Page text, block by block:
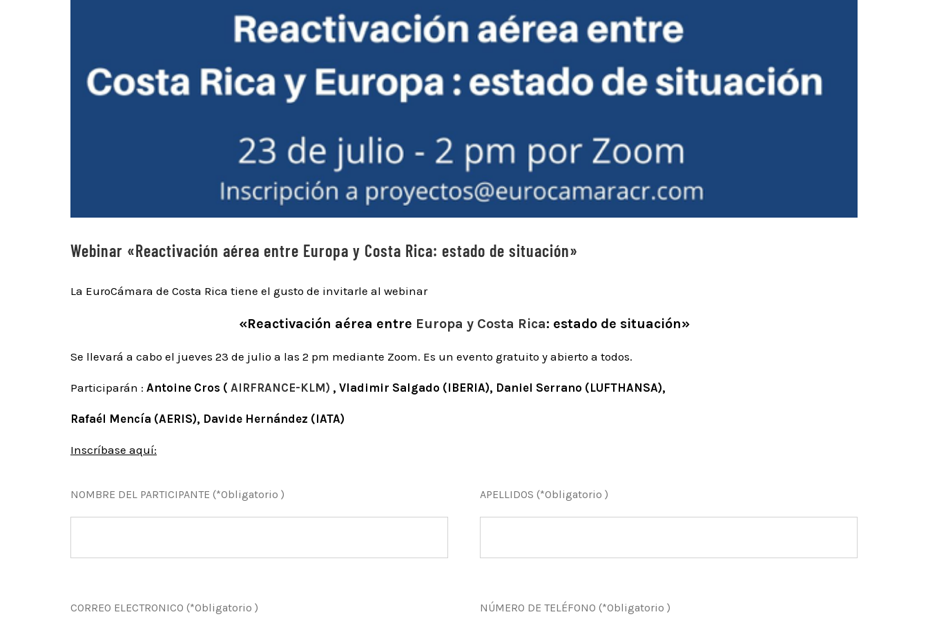
Webinar «Reactivación aérea entre Europa y Costa Rica: estado de situación»
La EuroCámara de Costa Rica tiene el gusto de invitarle al webinar
«Reactivación aérea entre Europa y Costa Rica: estado de situación»
Se llevará a cabo el jueves 23 de julio a las 2 pm mediante Zoom. Es un evento gratuito y abierto a todos.
Participarán : Antoine Cros ( AIRFRANCE-KLM) , Vladimir Salgado (IBERIA), Daniel Serrano (LUFTHANSA),
Rafaél Mencía (AERIS), Davide Hernández (IATA)
Inscríbase aquí:
NOMBRE DEL PARTICIPANTE (*Obligatorio ) APELLIDOS (*Obligatorio )
CORREO ELECTRONICO (*Obligatorio ) NÚMERO DE TELÉFONO (*Obligatorio )